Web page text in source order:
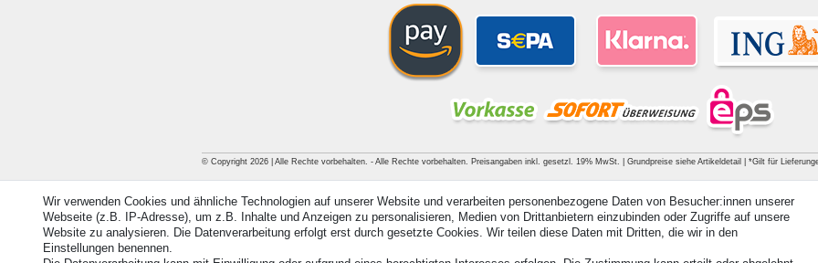
© Copyright 2026 | Alle Rechte vorbehalten. - Alle Rechte vorbehalten. Preisangaben inkl. gesetzl. 19% MwSt. | Grundpreise siehe Artikeldetail | *Gilt für
Wir verwenden Cookies und ähnliche Technologien auf unserer Website und verarbeiten personenbezogene Daten von Besucher:innen unserer
Webseite (z.B. IP-Adresse), um z.B. Inhalte und Anzeigen zu personalisieren, Medien von Drittanbietern einzubinden oder Zugriffe auf unsere
Website zu analysieren. Die Datenverarbeitung erfolgt erst durch gesetzte Cookies. Wir teilen diese Daten mit Dritten, die wir in den
Einstellungen benennen.
Vertrag widerrufen